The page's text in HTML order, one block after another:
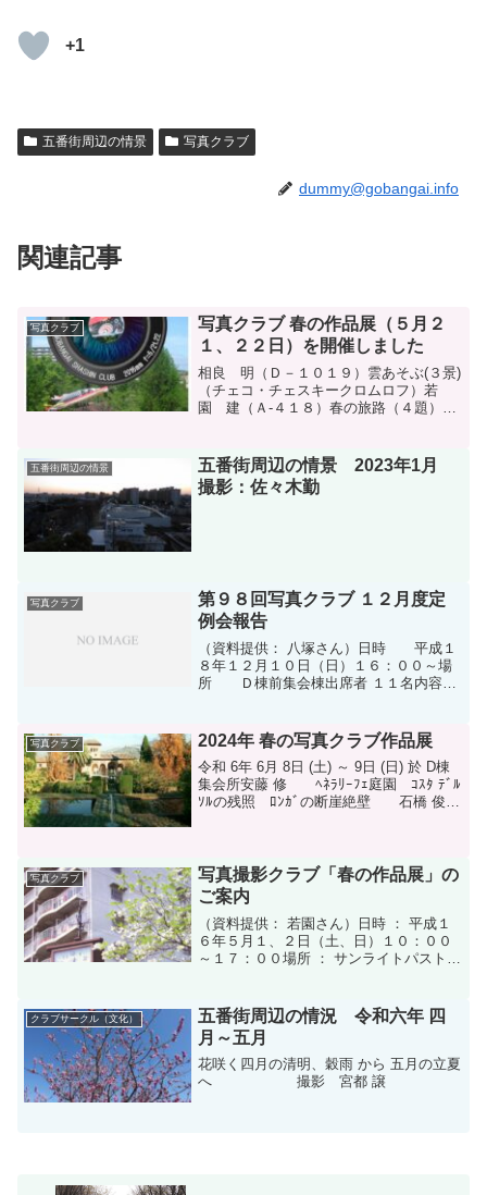
+1
五番街周辺の情景 写真クラブ
dummy@gobangai.info
関連記事
写真クラブ
写真クラブ 春の作品展（５月２
１、２２日）を開催しました
相良 明（Ｄ－１０１９）雲あそぶ(３景)
（チェコ・チェスキークロムロフ）若
園 建（Ａ-４１８）春の旅路（４題）
１０）諏訪大社 上社御柱祭・木落し神事
（５景）(長野県茅...
五番街周辺の情景
五番街周辺の情景 2023年1月
撮影：佐々木勤
写真クラブ
第９８回写真クラブ １２月度定
例会報告
（資料提供： 八塚さん）日時 平成１
８年１２月１０日（日）１６：００～場
所 Ｄ棟前集会棟出席者 １１名内容
影 ３．ホームページに提供する「写真
クラブ」の写真につい...
写真クラブ 2024年 春の写真クラブ作品展
令和 6年 6月 8日 (土) ～ 9日 (日) 於 D棟
集会所安藤 修 ﾍﾈﾗﾘｰﾌｪ庭園 ｺｽﾀ ﾃﾞﾙ
ｿﾙの残照 ﾛﾝｶﾞの断崖絶壁 石橋 俊
写真クラブ
写真撮影クラブ「春の作品展」の
ご案内
（資料提供： 若園さん）日時 ： 平成１
６年５月１、２日（土、日）１０：００
～１７：００場所 ： サンライトパストラ
クラブサークル（文化）
五番街周辺の情況 令和六年 四
月～五月
花咲く四月の清明、穀雨 から 五月の立夏
へ 撮影 宮都 譲